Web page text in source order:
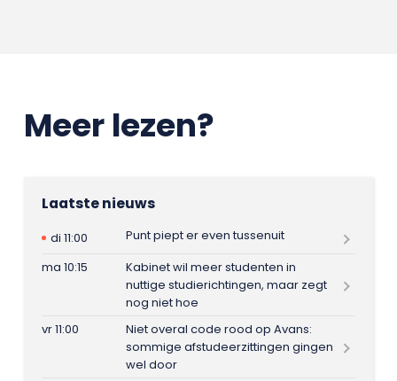
Meer lezen?
Laatste nieuws
di 11:00
Punt piept er even tussenuit
ma 10:15
Kabinet wil meer studenten in
nuttige studierichtingen, maar zegt
nog niet hoe
vr 11:00
Niet overal code rood op Avans:
sommige afstudeerzittingen gingen
wel door